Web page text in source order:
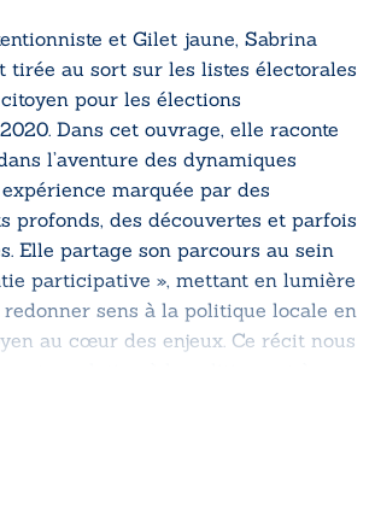
et Gilet jaune, Sabrina
tirée au sort sur les listes électorales
pour les élections
Dans cet ouvrage, elle raconte
l’aventure des dynamiques
marquée par des
profonds, des découvertes et parfois
Elle partage son parcours au sein
participative », mettant en lumière
sens à la politique locale en
au cœur des enjeux. Ce récit nous